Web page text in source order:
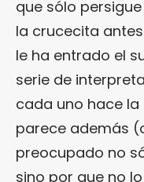
que sólo
la crucecita
le ha entrado el
serie de
cada uno hace
parece además
preocupado no
sino por que no